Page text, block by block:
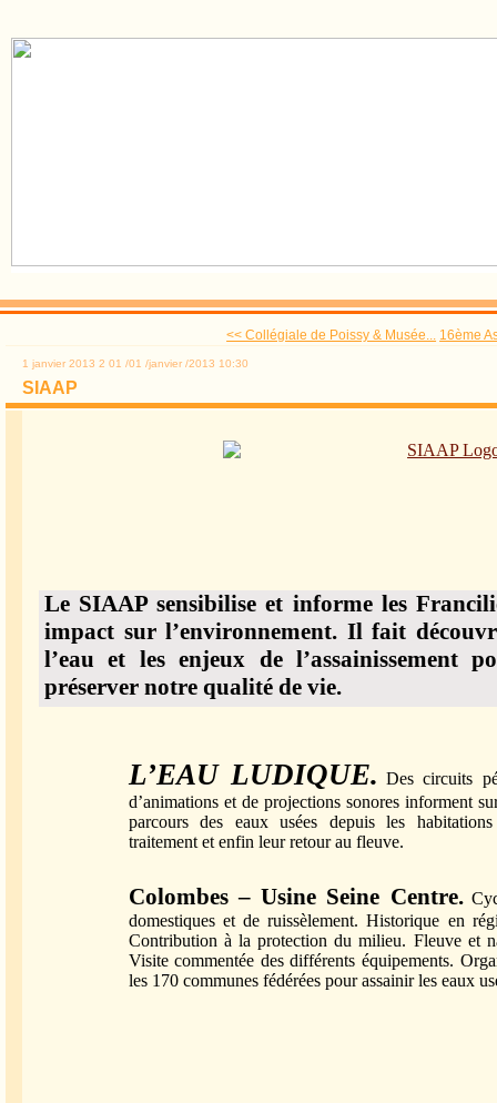
<< Collégiale de Poissy & Musée... 16ème
1 janvier 2013 2 01 /01 /janvier /2013 10:30
SIAAP
Le SIAAP sensibilise et informe les
impact sur l’environnement. Il fait
l’eau et les enjeux de l’assainissement
préserver notre qualité de vie.
L’EAU LUDIQUE. Des circuits
d’animations et de projections sonores informent
parcours des eaux usées depuis les
traitement et enfin leur retour au fleuve.
Colombes – Usine Seine Centre.
domestiques et de ruissèlement. Historique en
Contribution à la protection du milieu. Fleuve et
Visite commentée des différents équipements.
les 170 communes fédérées pour assainir les eaux